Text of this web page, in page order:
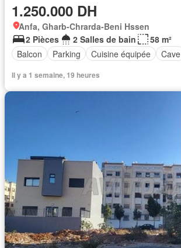
1.250.000 DH
Anfa, Gharb-Chrarda-Beni Hssen
2 Pièces
2 Salles de bain
58 m²
Balcon
Parking Cuisine équipée Cave
Il y a 1 semaine, 19 heures